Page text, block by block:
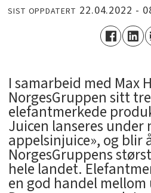
SIST OPPDATERT 22.04.2022 -
I samarbeid med Max
NorgesGruppen sitt
elefantmerkede
Juicen lanseres under
appelsinjuice», og blir
NorgesGruppens
hele landet.
en god handel